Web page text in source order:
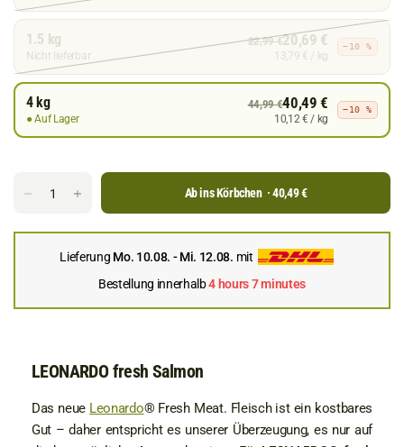
1.5 kg
Nicht lieferbar
22,99 €20,69 €
13,79 € / kg
−10 %
4 kg
● Auf Lager
44,99 €40,49 €
10,12 € / kg
−10 %
Ab ins Körbchen · 40,49 €
Lieferung Mo. 10.08. - Mi. 12.08. mit
Bestellung innerhalb4 hours 7 minutes
LEONARDO fresh Salmon
Das neue Leonardo® Fresh Meat. Fleisch ist ein kostbares
Gut – daher entspricht es unserer Überzeugung, es nur auf